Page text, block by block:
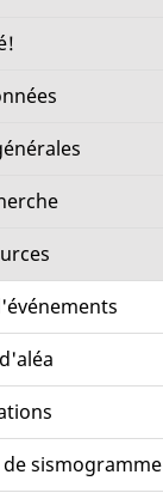
sismogramme